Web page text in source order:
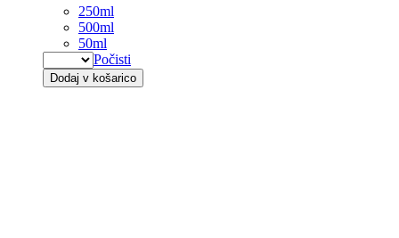
250ml
500ml
50ml
Počisti
Dodaj v košarico